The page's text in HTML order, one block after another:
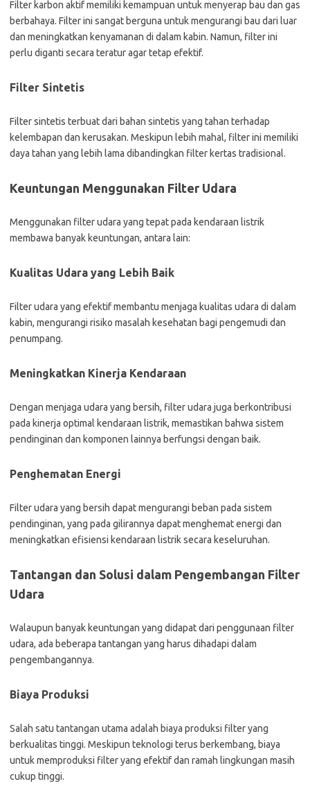
Filter karbon aktif memiliki kemampuan untuk menyerap bau dan gas
berbahaya. Filter ini sangat berguna untuk mengurangi bau dari luar
dan meningkatkan kenyamanan di dalam kabin. Namun, filter ini
perlu diganti secara teratur agar tetap efektif.
Filter Sintetis
Filter sintetis terbuat dari bahan sintetis yang tahan terhadap
kelembapan dan kerusakan. Meskipun lebih mahal, filter ini memiliki
daya tahan yang lebih lama dibandingkan filter kertas tradisional.
Keuntungan Menggunakan Filter Udara
Menggunakan filter udara yang tepat pada kendaraan listrik
membawa banyak keuntungan, antara lain:
Kualitas Udara yang Lebih Baik
Filter udara yang efektif membantu menjaga kualitas udara di dalam
kabin, mengurangi risiko masalah kesehatan bagi pengemudi dan
penumpang.
Meningkatkan Kinerja Kendaraan
Dengan menjaga udara yang bersih, filter udara juga berkontribusi
pada kinerja optimal kendaraan listrik, memastikan bahwa sistem
pendinginan dan komponen lainnya berfungsi dengan baik.
Penghematan Energi
Filter udara yang bersih dapat mengurangi beban pada sistem
pendinginan, yang pada gilirannya dapat menghemat energi dan
meningkatkan efisiensi kendaraan listrik secara keseluruhan.
Tantangan dan Solusi dalam Pengembangan Filter
Udara
Walaupun banyak keuntungan yang didapat dari penggunaan filter
udara, ada beberapa tantangan yang harus dihadapi dalam
pengembangannya.
Biaya Produksi
Salah satu tantangan utama adalah biaya produksi filter yang
berkualitas tinggi. Meskipun teknologi terus berkembang, biaya
untuk memproduksi filter yang efektif dan ramah lingkungan masih
cukup tinggi.